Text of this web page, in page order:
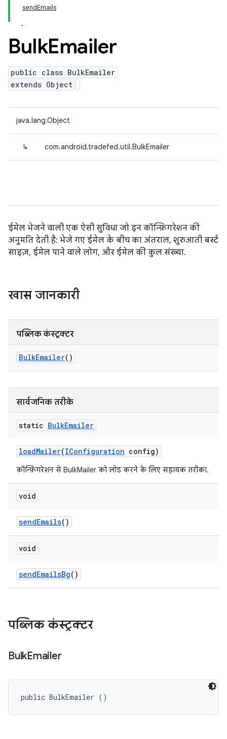
sendEmails
BulkEmailer
public class BulkEmailer
extends Object
java.lang.Object
↳ com.android.tradefed.util.BulkEmailer
ईमेल भेजने वाली एक ऐसी सुविधा जो इन कॉन्फ़िगरेशन की
अनुमति देती है: भेजे गए ईमेल के बीच का अंतराल, शुरुआती बर्स्ट
साइज़, ईमेल पाने वाले लोग, और ईमेल की कुल संख्या.
खास जानकारी
पब्लिक कंस्ट्रक्टर
BulkEmailer()
सार्वजनिक तरीके
static BulkEmailer
loadMailer(IConfiguration config)
कॉन्फ़िगरेशन से BulkMailer को लोड करने के लिए सहायक तरीका.
void
sendEmails()
void
sendEmailsBg()
पब्लिक कंस्ट्रक्टर
BulkEmailer
public BulkEmailer ()